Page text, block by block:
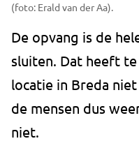
(foto: Erald van der Aa).
De opvang is de
sluiten. Dat heeft
locatie in Breda
de mensen dus
niet.